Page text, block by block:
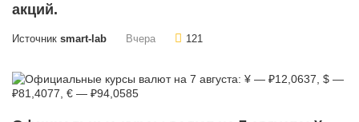
акций.
Источник smart-lab Вчера 121